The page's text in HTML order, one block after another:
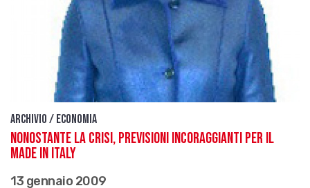
Archivio / Economia
Nonostante la crisi, previsioni incoraggianti per il
made in Italy
13 gennaio 2009